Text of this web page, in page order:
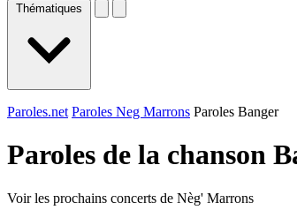
Thématiques
Paroles.net Paroles Neg Marrons Paroles Banger
Paroles de la chanson
Voir les prochains concerts de Nèg' Marrons